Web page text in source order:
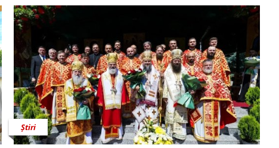
Știri